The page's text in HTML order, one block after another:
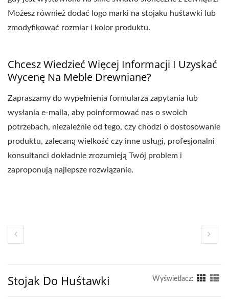
Możesz również dodać logo marki na stojaku huśtawki lub
zmodyfikować rozmiar i kolor produktu.
Chcesz Wiedzieć Więcej Informacji I Uzyskać
Wycenę Na Meble Drewniane?
Zapraszamy do wypełnienia formularza zapytania lub
wysłania e-maila, aby poinformować nas o swoich
potrzebach, niezależnie od tego, czy chodzi o dostosowanie
produktu, zalecaną wielkość czy inne usługi, profesjonalni
konsultanci dokładnie zrozumieją Twój problem i
zaproponują najlepsze rozwiązanie.
Stojak Do Huśtawki Wyświetlacz: